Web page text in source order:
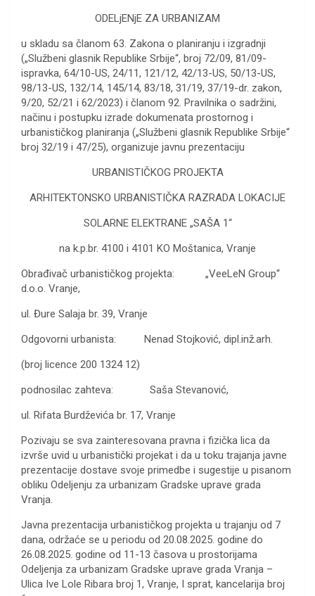
ODELjENjE ZA URBANIZAM
u skladu sa članom 63. Zakona o planiranju i izgradnji
(„Službeni glasnik Republike Srbije“, broj 72/09, 81/09-
ispravka, 64/10-US, 24/11, 121/12, 42/13-US, 50/13-US,
98/13-US, 132/14, 145/14, 83/18, 31/19, 37/19-dr. zakon,
9/20, 52/21 i 62/2023) i članom 92. Pravilnika o sadržini,
načinu i postupku izrade dokumenata prostornog i
urbanističkog planiranja („Službeni glasnik Republike Srbije“
broj 32/19 i 47/25), organizuje javnu prezentaciju
URBANISTIČKOG PROJEKTA
ARHITEKTONSKO URBANISTIČKA RAZRADA LOKACIJE
SOLARNE ELEKTRANE „SAŠA 1“
na k.p.br. 4100 i 4101 KO Moštanica, Vranje
Obrađivač urbanističkog projekta: „VeeLeN Group“
d.o.o. Vranje,
ul. Đure Salaja br. 39, Vranje
Odgovorni urbanista: Nenad Stojković, dipl.inž.arh.
(broj licence 200 1324 12)
podnosilac zahteva: Saša Stevanović,
ul. Rifata Burdževića br. 17, Vranje
Pozivaju se sva zainteresovana pravna i fizička lica da
izvrše uvid u urbanistički projekat i da u toku trajanja javne
prezentacije dostave svoje primedbe i sugestije u pisanom
obliku Odeljenju za urbanizam Gradske uprave grada
Vranja.
Javna prezentacija urbanističkog projekta u trajanju od 7
dana, održaće se u periodu od 20.08.2025. godine do
26.08.2025. godine od 11-13 časova u prostorijama
Odeljenja za urbanizam Gradske uprave grada Vranja –
Ulica Ive Lole Ribara broj 1, Vranje, I sprat, kancelarija broj